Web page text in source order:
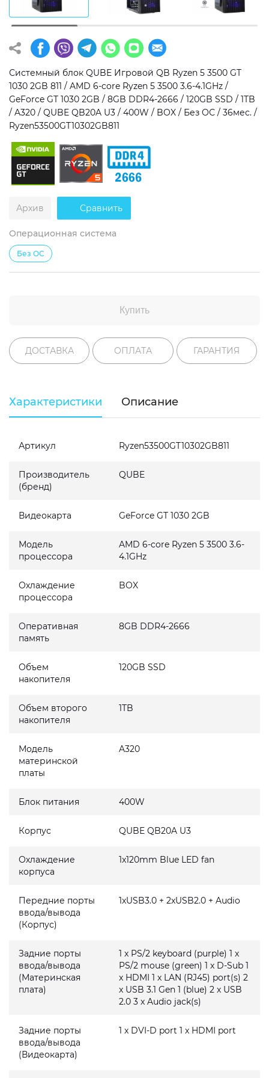
Операционная система
Windows 11 Home
Windows 11 Pro
Без ОС
Тип накопителя
SSD
HDD
SSD + HDD
Дополнительно
RGB-подсветка
Разблокированный множитель CPU
Сверхбыстрый M.2 SSD NVME
Системный блок QUBE Игровой QB Ryzen 5 3500 GT
1030 2GB 811 / AMD 6-core Ryzen 5 3500 3.6-4.1GHz /
GeForce GT 1030 2GB / 8GB DDR4-2666 / 120GB SSD / 1TB
/ A320 / QUBE QB20A U3 / 400W / BOX / Без ОС / 36мес. /
Ryzen53500GT10302GB811
Архив Сравнить
Операционная система
Без ОС
Купить
ДОСТАВКА ОПЛАТА ГАРАНТИЯ
Характеристики Описание
Артикул Ryzen53500GT10302GB811
Производитель
(бренд)
QUBE
Видеокарта GeForce GT 1030 2GB
Модель
процессора
AMD 6-core Ryzen 5 3500 3.6-
4.1GHz
Охлаждение
процессора
BOX
Оперативная
память
8GB DDR4-2666
Объем
накопителя
120GB SSD
Объем второго
накопителя
1TB
Модель
материнской
платы
A320
Блок питания 400W
Корпус QUBE QB20A U3
Охлаждение
корпуса
1x120mm Blue LED fan
Передние порты
ввода/вывода
(Корпус)
1xUSB3.0 + 2xUSB2.0 + Audio
Задние порты
ввода/вывода
(Материнская
плата)
1 x PS/2 keyboard (purple) 1 x
PS/2 mouse (green) 1 x D-Sub 1
x HDMI 1 x LAN (RJ45) port(s) 2
x USB 3.1 Gen 1 (blue) 2 x USB
2.0 3 x Audio jack(s)
Задние порты
ввода/вывода
(Видеокарта)
1 x DVI-D port 1 x HDMI port